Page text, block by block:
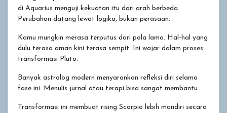
di Aquarius menguji kekuatan itu dari arah berbeda.
Perubahan datang lewat logika, bukan perasaan.
Kamu mungkin merasa terputus dari pola lama. Hal-hal yang
dulu terasa aman kini terasa sempit. Ini wajar dalam proses
transformasi Pluto.
Banyak astrolog modern menyarankan refleksi diri selama
fase ini. Menulis jurnal atau terapi bisa sangat membantu.
Transformasi ini membuat rising Scorpio lebih mandiri secara